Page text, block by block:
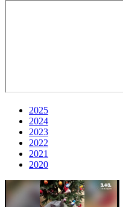
2025
2024
2023
2022
2021
2020